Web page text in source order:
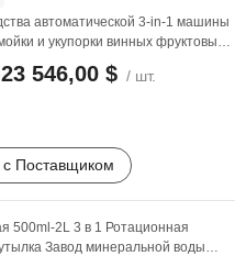
автоматической 3-in-1 машины
и укупорки винных фруктовых
546,00 $ / шт.
с Поставщиком
500ml-2L 3 в 1 Ротационная
Завод минеральной воды